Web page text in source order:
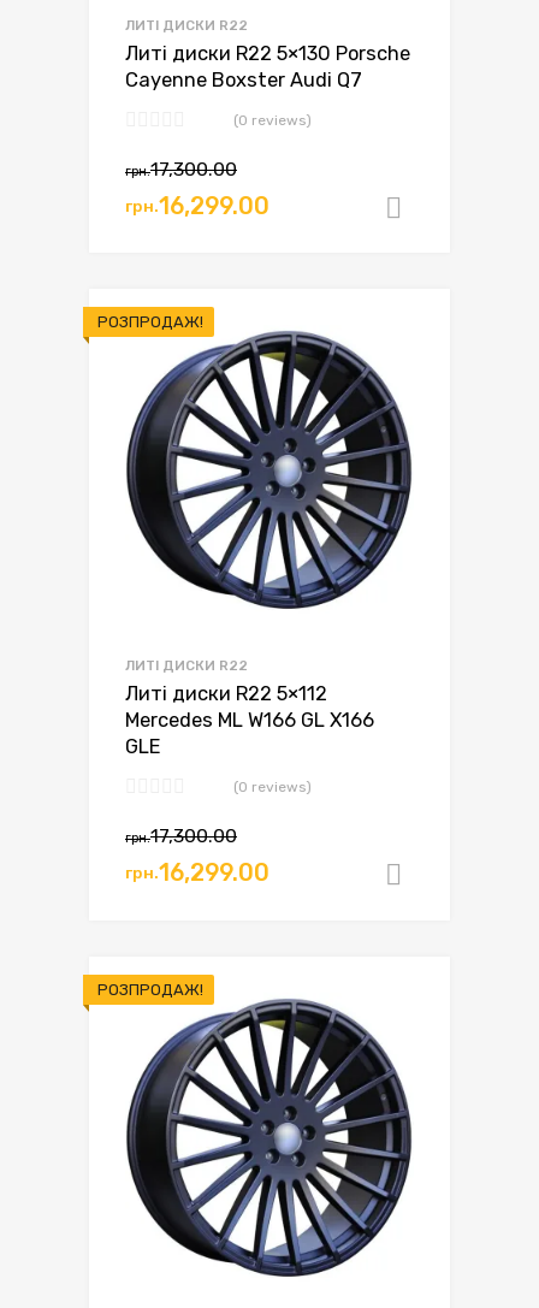
ЛИТІ ДИСКИ R22
Литі диски R22 5×130 Porsche
Cayenne Boxster Audi Q7
(0 reviews)
грн.17,300.00
грн.16,299.00
РОЗПРОДАЖ!
ЛИТІ ДИСКИ R22
Литі диски R22 5×112
Mercedes ML W166 GL X166
GLE
(0 reviews)
грн.17,300.00
грн.16,299.00
РОЗПРОДАЖ!